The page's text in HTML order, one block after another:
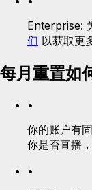
Enterprise:
们 以获取更
每月重置如
•
你的账户有
你是否直播
•